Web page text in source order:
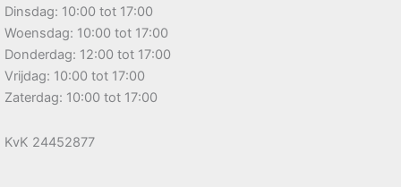
Dinsdag: 10:00 tot 17:00
Woensdag: 10:00 tot 17:00
Donderdag: 12:00 tot 17:00
Vrijdag: 10:00 tot 17:00
Zaterdag: 10:00 tot 17:00
KvK 24452877